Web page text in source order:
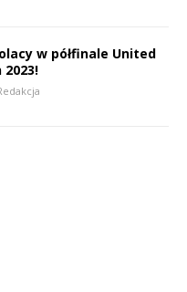
w półfinale United
2023!